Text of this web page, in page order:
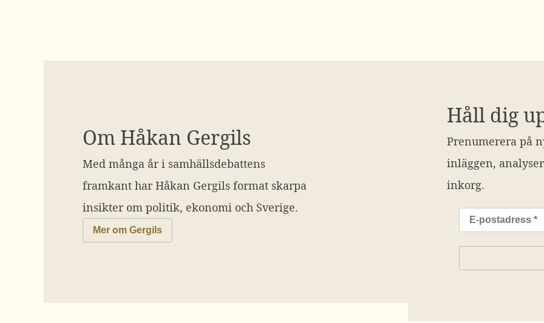
Om Håkan Gergils
Med många år i samhällsdebattens
framkant har Håkan Gergils format skarpa
insikter om politik, ekonomi och Sverige.
Mer om Gergils
Håll dig
Prenumerera på
inläggen,
inkorg.